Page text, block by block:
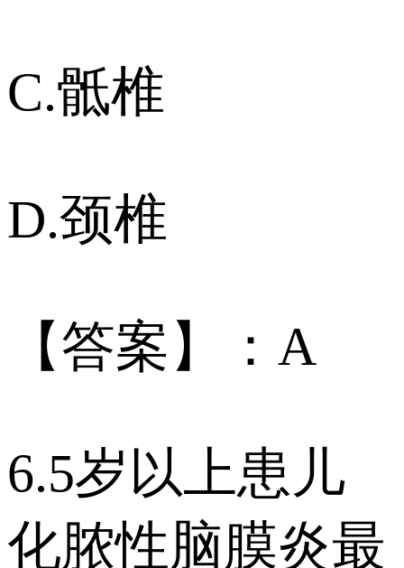
C.骶椎
D.颈椎
【答案】：A
6.5岁以上患儿
化脓性脑膜炎最